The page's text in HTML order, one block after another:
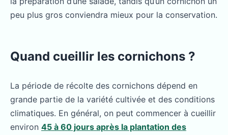
peu plus gros conviendra mieux pour la conservation.
Quand cueillir les cornichons ?
La période de récolte des cornichons dépend en
grande partie de la variété cultivée et des conditions
climatiques. En général, on peut commencer à cueillir
environ 45 à 60 jours après la plantation des